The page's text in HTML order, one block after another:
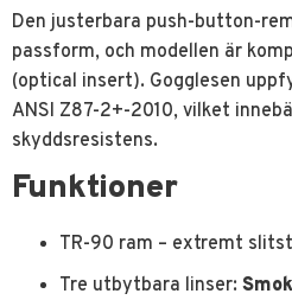
Den justerbara push-button-
passform, och modellen är
(optical insert). Gogglesen
ANSI Z87-2+-2010, vilket
skyddsresistens.
Funktioner
TR-90 ram – extremt
Tre utbytbara linser: